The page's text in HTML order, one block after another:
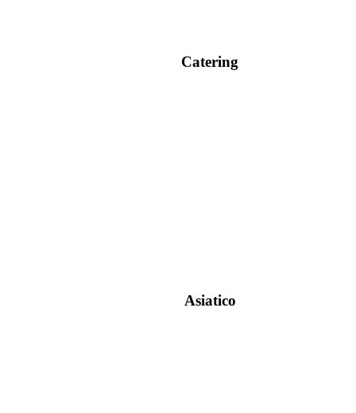
Catering
Asiatico